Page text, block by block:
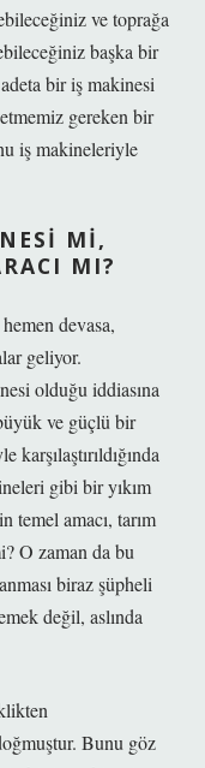
ve toprağa
başka bir
bir iş makinesi
gereken bir
iş makineleriyle
MI,
MI?
devasa,
geliyor.
olduğu iddiasına
ve güçlü bir
gibi bir yıkım
temel amacı, tarım
O zaman da bu
biraz şüpheli
değil, aslında
Bunu göz